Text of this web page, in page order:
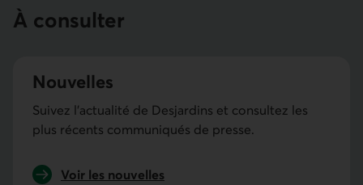
À consulter
Nouvelles
Suivez l’actualité de Desjardins et consultez les
plus récents communiqués de presse.
Voir les nouvelles